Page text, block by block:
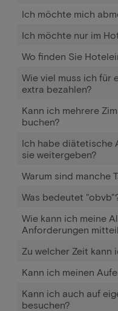
Ich möchte mich
Ich möchte nur im
Wo finden Sie
Wie viel muss ich für
extra bezahlen?
Kann ich mehrere
buchen?
Ich habe diätetische
sie weitergeben?
Warum sind manche
Was bedeutet
Wie kann ich meine
Anforderungen
Zu welcher Zeit kann
Kann ich meinen
Kann ich auch auf
besuchen?